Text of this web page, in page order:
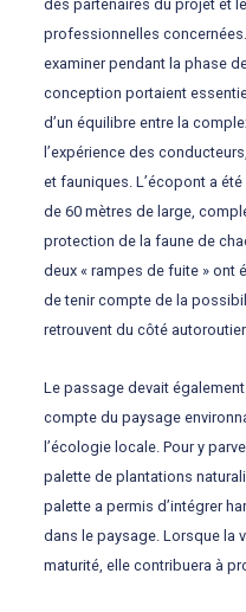
des partenaires du projet et
professionnelles
examiner pendant la phase
conception portaient
d’un équilibre entre la
l’expérience des
et fauniques. L’écopont a
de 60 mètres de large,
protection de la faune de
deux « rampes de fuite » ont
de tenir compte de la
retrouvent du côté
Le passage devait
compte du paysage
l’écologie locale. Pour y
palette de plantations
palette a permis d’intégrer
dans le paysage. Lorsque la
maturité, elle contribuera à